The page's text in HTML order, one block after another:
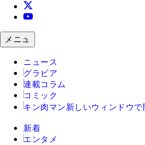
メニュ
ニュース
グラビア
連載コラム
コミック
キン肉マン 新しいウィンドウで
新着
エンタメ